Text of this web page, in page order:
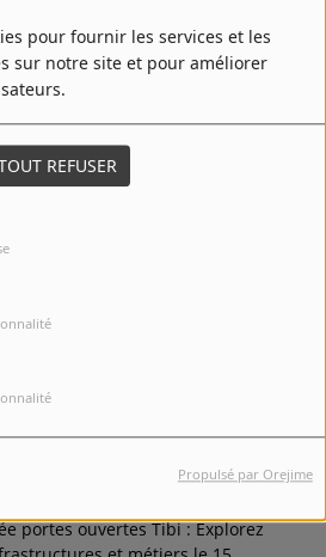
pour fournir les services et les
sur notre site et pour améliorer
REFUSER
Propulsé par Orejime
Mojito : la Radio Latino-Tropical
Maintenant Toute l'Année !
des mérites sportifs 2024.
à Tournai.
Roller Disco 2024 : Plongez
portes ouvertes Tibi : Explorez